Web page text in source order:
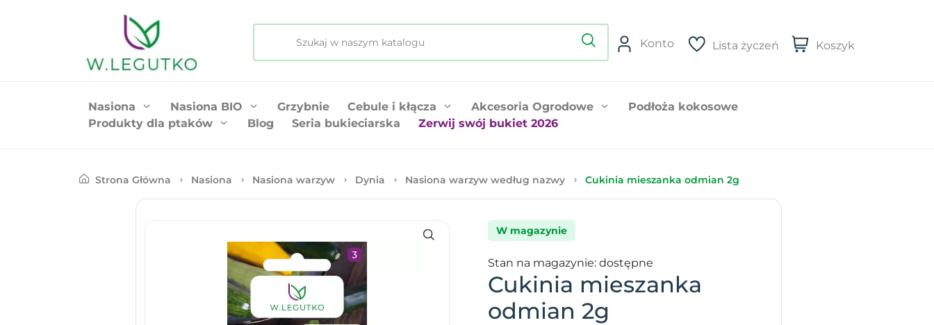
Konto Lista życzeń Koszyk
Nasiona Nasiona BIO Grzybnie Cebule i kłącza Akcesoria Ogrodowe
Podłoża kokosowe
Produkty dla ptaków
Blog Seria bukieciarska Zerwij swój bukiet 2026
Strona Główna Nasiona Nasiona warzyw Dynia Nasiona warzyw według nazwy Cukinia mieszanka odmian 2g
W magazynie
Stan na magazynie: dostępne
Cukinia mieszanka
odmian 2g